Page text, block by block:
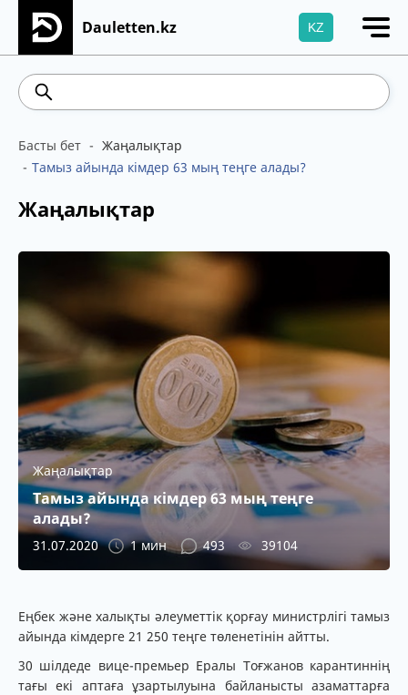
Dauletten.kz KZ
Сіздің өтінішіңіз сәтті жіберілді, Рақмет!
Басты бет
Жаңалықтар
Тамыз айында кімдер 63 мың теңге алады?
Жаңалықтар
Жаңалықтар
Тамыз айында кімдер 63 мың теңге
алады?
31.07.2020 1 мин 493 39104
Еңбек және халықты әлеуметтік қорғау министрлігі тамыз
айында кімдерге 21 250 теңге төленетінін айтты.
30 шілдеде вице-премьер Ералы Тоғжанов карантиннің
тағы екі аптаға ұзартылуына байланысты азаматтарға